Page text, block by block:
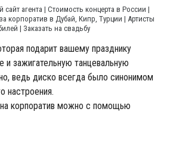
агента | Стоимость концерта в России |
корпоратив в Дубай, Кипр, Турции | Артисты
| Заказать на свадьбу
подарит вашему празднику
и зажигательную танцевальную
ведь диско всегда было синонимом
настроения.
на корпоратив можно с помощью